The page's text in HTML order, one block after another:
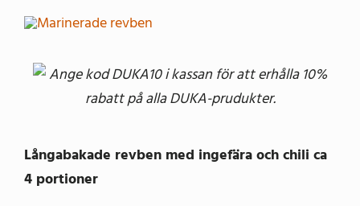
Ange kod DUKA10 i kassan för att erhålla 10%
rabatt på alla DUKA-prudukter.
Långabakade revben med ingefära och chili ca
4 portioner